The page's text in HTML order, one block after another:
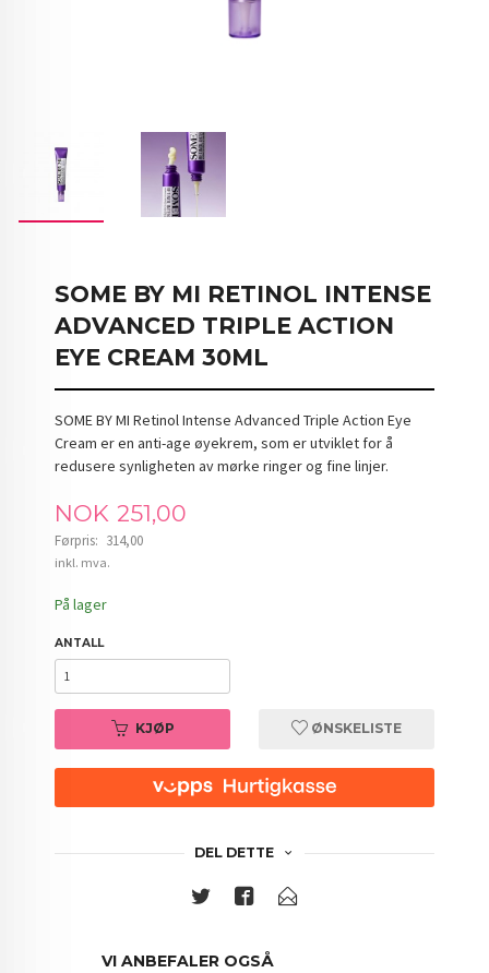
SOME BY MI RETINOL INTENSE
ADVANCED TRIPLE ACTION
EYE CREAM 30ML
SOME BY MI Retinol Intense Advanced Triple Action Eye
Cream er en anti-age øyekrem, som er utviklet for å
redusere synligheten av mørke ringer og fine linjer.
Tilbud
NOK 251,00
Førpris: 314,00
Rabatt
inkl. mva.
På lager
ANTALL
KJØP ØNSKELISTE
DEL DETTE
VI ANBEFALER OGSÅ